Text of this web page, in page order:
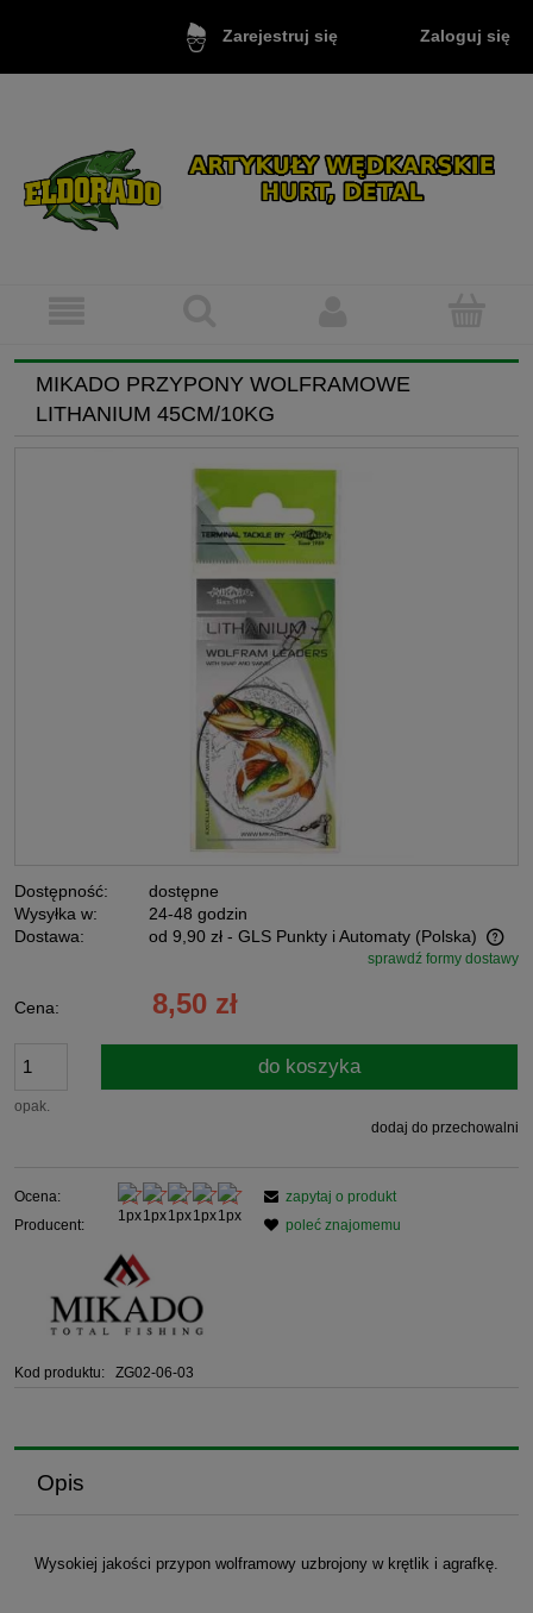
Zarejestruj się Zaloguj się
MIKADO PRZYPONY WOLFRAMOWE
LITHANIUM 45CM/10KG
Dostępność:
dostępne
Wysyłka w:
24-48 godzin
Dostawa:
od 9,90 zł - GLS Punkty i Automaty (Polska)
Cena nie zawiera ewentualnych kosztów płatnościsprawdź formy dostawy
Cena: 8,50 zł
opak.
do koszyka
dodaj do przechowalni
Ocena:
Producent:
Kod produktu: ZG02-06-03
zapytaj o produkt
poleć znajomemu
Opis
Wysokiej jakości przypon wolframowy uzbrojony w krętlik i agrafkę.